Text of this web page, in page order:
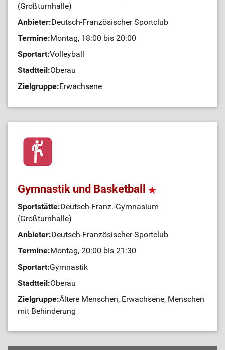
(Großturnhalle)
Anbieter:Deutsch-Französischer Sportclub
Termine:Montag, 18:00 bis 20:00
Sportart:Volleyball
Stadtteil:Oberau
Zielgruppe:Erwachsene
Gymnastik und Basketball
Sportstätte:Deutsch-Franz.-Gymnasium
(Großturnhalle)
Anbieter:Deutsch-Französischer Sportclub
Termine:Montag, 20:00 bis 21:30
Sportart:Gymnastik
Stadtteil:Oberau
Zielgruppe:Ältere Menschen, Erwachsene, Menschen
mit Behinderung